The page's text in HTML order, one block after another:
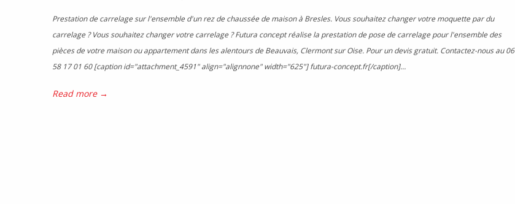
Prestation de carrelage sur l'ensemble d'un rez de chaussée de maison à Bresles. Vous souhaitez changer votre moquette par du
carrelage ? Vous souhaitez changer votre carrelage ? Futura concept réalise la prestation de pose de carrelage pour l'ensemble des
pièces de votre maison ou appartement dans les alentours de Beauvais, Clermont sur Oise. Pour un devis gratuit. Contactez-nous au 06
58 17 01 60 [caption id="attachment_4591" align="alignnone" width="625"] futura-concept.fr[/caption]…
Read more →